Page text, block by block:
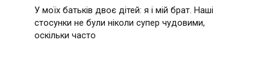
У моїх батьків двоє дітей: я і мій брат. Наші
стосунки не були ніколи супер чудовими,
оскільки часто